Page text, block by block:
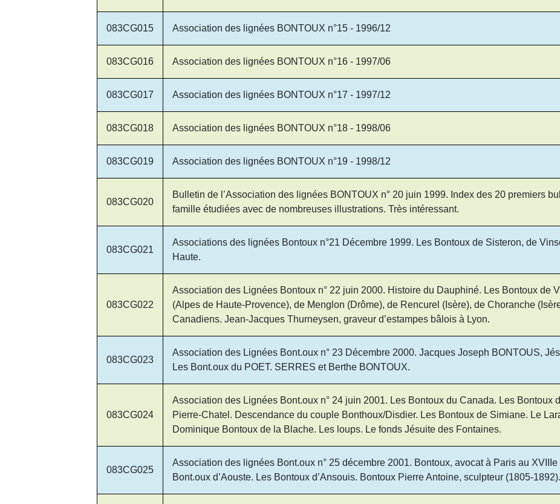
083CG015 Association des lignées BONTOUX n°15 - 1996/12
083CG016 Association des lignées BONTOUX n°16 - 1997/06
083CG017 Association des lignées BONTOUX n°17 - 1997/12
083CG018 Association des lignées BONTOUX n°18 - 1998/06
083CG019 Association des lignées BONTOUX n°19 - 1998/12
083CG020
Bulletin de l’Association des lignées BONTOUX n° 20 juin 1999. Index des 20 premiers
famille étudiées avec de nombreuses illustrations. Très intéressant.
083CG021
Associations des lignées Bontoux n°21 Décembre 1999. Les Bontoux de Sisteron, de
Haute.
083CG022
Association des Lignées Bontoux n° 22 juin 2000. Histoire du Dauphiné. Les Bontoux de
(Alpes de Haute-Provence), de Menglon (Drôme), de Rencurel (Isère), de Choranche
Canadiens. Jean-Jacques Thurneysen, graveur d’estampes bâlois à Lyon.
083CG023
Association des Lignées Bont.oux n° 23 Décembre 2000. Jacques Joseph BONTOUS,
Les Bont.oux du POET. SERRES et Berthe BONTOUX.
083CG024
Association des Lignées Bont.oux n° 24 juin 2001. Les Bontoux du Canada. Les Bontoux
Pierre-Chatel. Descendance du couple Bonthoux/Disdier. Les Bontoux de Simiane. Le
Dominique Bontoux de la Blache. Les loups. Le fonds Jésuite des Fontaines.
083CG025
Association des lignées Bont.oux n° 25 décembre 2001. Bontoux, avocat à Paris au
Bont.oux d’Aouste. Les Bontoux d’Ansouis. Bontoux Pierre Antoine, sculpteur (1805-1892).